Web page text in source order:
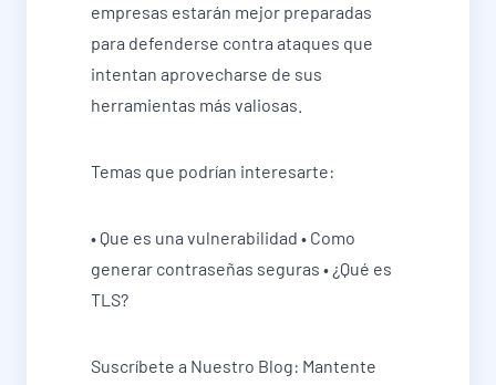
empresas estarán mejor preparadas
para defenderse contra ataques que
intentan aprovecharse de sus
herramientas más valiosas.
Temas que podrían interesarte:
• Que es una vulnerabilidad • Como
generar contraseñas seguras • ¿Qué es
TLS?
Suscríbete a Nuestro Blog: Mantente